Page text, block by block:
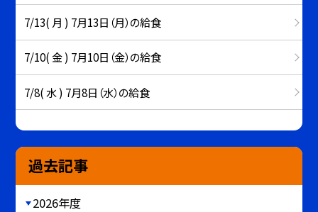
7/13( 月 ) 7月13日（月）の給食
7/10( 金 ) 7月10日（金）の給食
7/8( 水 ) 7月8日（水）の給食
過去記事
2026年度